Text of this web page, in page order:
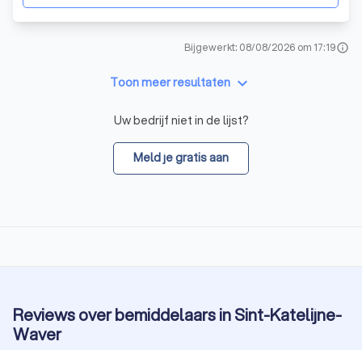
Bijgewerkt: 08/08/2026 om 17:19info
Toon meer resultaten keyboard_arrow_down
Uw bedrijf niet in de lijst?
Meld je gratis aan
Reviews over bemiddelaars in Sint-Katelijne-
Waver